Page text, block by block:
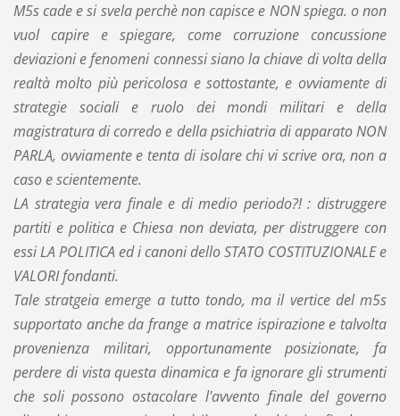
M5s cade e si svela perchè non capisce e NON spiega. o non
vuol capire e spiegare, come corruzione concussione
deviazioni e fenomeni connessi siano la chiave di volta della
realtà molto più pericolosa e sottostante, e ovviamente di
strategie sociali e ruolo dei mondi militari e della
magistratura di corredo e della psichiatria di apparato NON
PARLA, ovviamente e tenta di isolare chi vi scrive ora, non a
caso e scientemente.
LA strategia vera finale e di medio periodo?! : distruggere
partiti e politica e Chiesa non deviata, per distruggere con
essi LA POLITICA ed i canoni dello STATO COSTITUZIONALE e
VALORI fondanti.
Tale stratgeia emerge a tutto tondo, ma il vertice del m5s
supportato anche da frange a matrice ispirazione e talvolta
provenienza militari, opportunamente posizionate, fa
perdere di vista questa dinamica e fa ignorare gli strumenti
che soli possono ostacolare l'avvento finale del governo